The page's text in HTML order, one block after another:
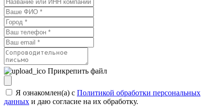
Прикрепить файл
Я ознакомлен(а) с Политикой обработки персональных
данных и даю согласие на их обработку.